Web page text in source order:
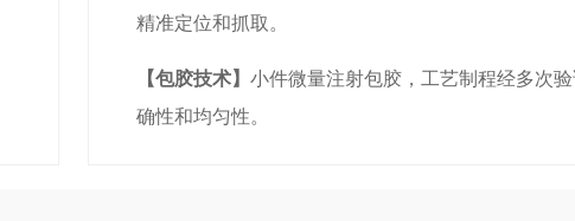
精准定位和抓取。
【包胶技术】 小件微量注射包胶，工艺制程经多次
确性和均匀性。